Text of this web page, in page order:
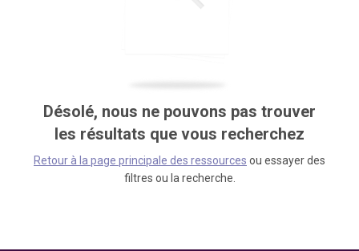
Désolé, nous ne pouvons pas trouver
les résultats que vous recherchez
Retour à la page principale des ressources ou essayer des
filtres ou la recherche.